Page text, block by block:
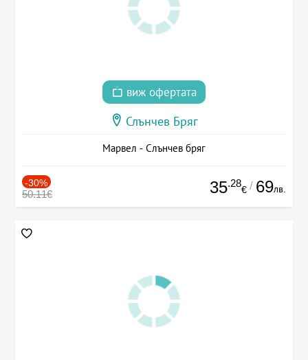
виж офертата
Слънчев Бряг
Марвел - Слънчев бряг
-30%
50.11€ 35.28
€ / 69лв.